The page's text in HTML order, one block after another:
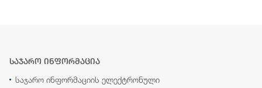
საჯარო ინფორმაცია
საჯარო ინფორმაციის ელექტრონული